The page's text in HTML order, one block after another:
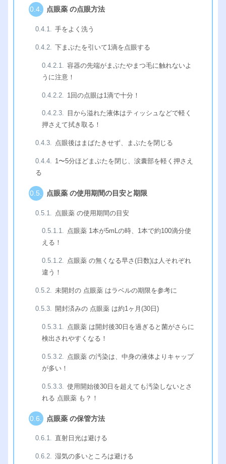
点眼薬 の点眼方法
手をよく洗う
下まぶたを引いて1滴を点眼する
容器の先端がまぶたやまつ毛に触れないよ
うに注意！
1回の点眼は1滴で十分！
目から溢れた液体はティッシュなどで軽く
押さえて拭き取る！
点眼後はまばたきせず、まぶたを閉じる
1〜5分ほどまぶたを閉じ、涙囊部を軽く押さえ
る
点眼薬 の使用期間の目安と期限
点眼薬 の使用期間の目安
点眼薬 1本が5mLの時、1本で約100滴分使
える！
点眼薬 の無くなる早さ(日数)は人それぞれ
違う！
未開封の 点眼薬 はラベルの期限を参考に
開封済みの 点眼薬 は約1ヶ月(30日)
点眼薬 は開封後30日を過ぎると菌がさらに
検出されやすくなる！
点眼薬 の汚染は、中身の液体よりキャップ
が多い！
使用開始後30日を超えても汚染しないとさ
れる 点眼薬 も？！
点眼薬 の保管方法
直射日光は避ける
湿気の多いところは避ける